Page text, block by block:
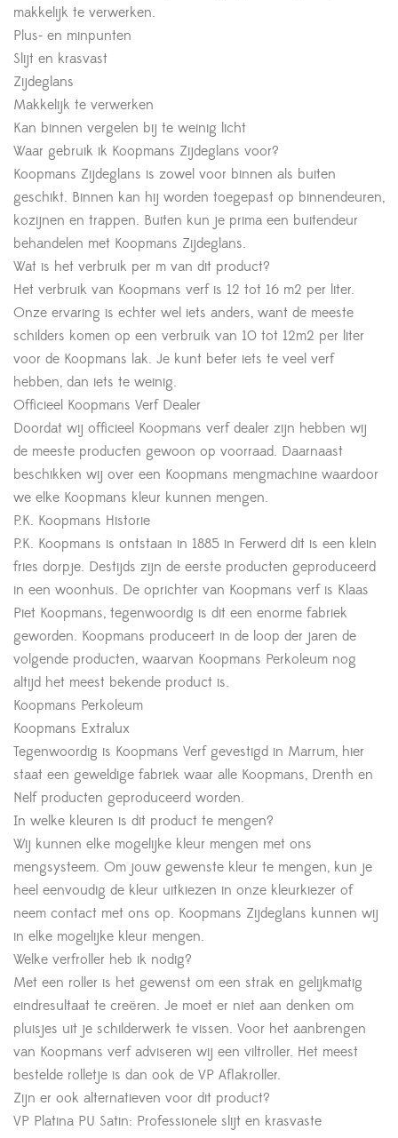
makkelijk te verwerken.
Plus- en minpunten
Slijt en krasvast
Zijdeglans
Makkelijk te verwerken
Kan binnen vergelen bij te weinig licht
Waar gebruik ik Koopmans Zijdeglans voor?
Koopmans Zijdeglans is zowel voor binnen als buiten
geschikt. Binnen kan hij worden toegepast op binnendeuren,
kozijnen en trappen. Buiten kun je prima een buitendeur
behandelen met Koopmans Zijdeglans.
Wat is het verbruik per m van dit product?
Het verbruik van Koopmans verf is 12 tot 16 m2 per liter.
Onze ervaring is echter wel iets anders, want de meeste
schilders komen op een verbruik van 10 tot 12m2 per liter
voor de Koopmans lak. Je kunt beter iets te veel verf
hebben, dan iets te weinig.
Officieel Koopmans Verf Dealer
Doordat wij officieel Koopmans verf dealer zijn hebben wij
de meeste producten gewoon op voorraad. Daarnaast
beschikken wij over een Koopmans mengmachine waardoor
we elke Koopmans kleur kunnen mengen.
P.K. Koopmans Historie
P.K. Koopmans is ontstaan in 1885 in Ferwerd dit is een klein
fries dorpje. Destijds zijn de eerste producten geproduceerd
in een woonhuis. De oprichter van Koopmans verf is Klaas
Piet Koopmans, tegenwoordig is dit een enorme fabriek
geworden. Koopmans produceert in de loop der jaren de
volgende producten, waarvan Koopmans Perkoleum nog
altijd het meest bekende product is.
Koopmans Perkoleum
Koopmans Extralux
Tegenwoordig is Koopmans Verf gevestigd in Marrum, hier
staat een geweldige fabriek waar alle Koopmans, Drenth en
Nelf producten geproduceerd worden.
In welke kleuren is dit product te mengen?
Wij kunnen elke mogelijke kleur mengen met ons
mengsysteem. Om jouw gewenste kleur te mengen, kun je
heel eenvoudig de kleur uitkiezen in onze kleurkiezer of
neem contact met ons op. Koopmans Zijdeglans kunnen wij
in elke mogelijke kleur mengen.
Welke verfroller heb ik nodig?
Met een roller is het gewenst om een strak en gelijkmatig
eindresultaat te creëren. Je moet er niet aan denken om
pluisjes uit je schilderwerk te vissen. Voor het aanbrengen
van Koopmans verf adviseren wij een viltroller. Het meest
bestelde rolletje is dan ook de VP Aflakroller.
Zijn er ook alternatieven voor dit product?
VP Platina PU Satin: Professionele slijt en krasvaste